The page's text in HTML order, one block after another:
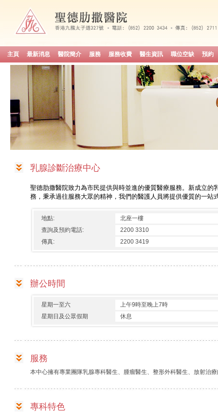
主頁 最新消息 醫院簡介 服務 服務收費 醫生資訊 職位空缺 預約
乳腺診斷治療中心
聖德肋撒醫院致力為市民提供與時並進的優質醫療服務。新成立的
務，秉承過往服務大眾的精神，我們的醫護人員將提供優質的一站
地點:
北座一樓
查詢及預約電話:
2200 3310
傳真:
2200 3419
辦公時間
星期一至六
上午9時至晚上7時
星期日及公眾假期
休息
服務
本中心擁有專業團隊乳腺專科醫生、腫瘤醫生、整形外科醫生、放射治
專科特色